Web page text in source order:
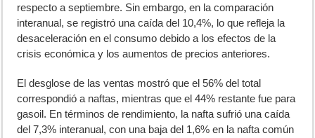
respecto a septiembre. Sin embargo, en la comparación
interanual, se registró una caída del 10,4%, lo que refleja la
desaceleración en el consumo debido a los efectos de la
crisis económica y los aumentos de precios anteriores.
El desglose de las ventas mostró que el 56% del total
correspondió a naftas, mientras que el 44% restante fue para
gasoil. En términos de rendimiento, la nafta sufrió una caída
del 7,3% interanual, con una baja del 1,6% en la nafta común